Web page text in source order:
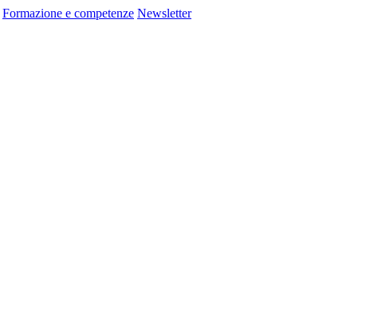
Formazione e competenze Newsletter